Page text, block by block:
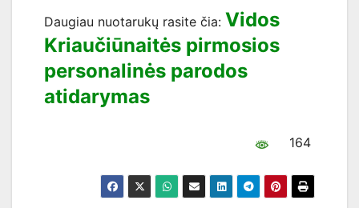
Daugiau nuotarukų rasite čia: Vidos
Kriaučiūnaitės pirmosios
personalinės parodos
atidarymas
164